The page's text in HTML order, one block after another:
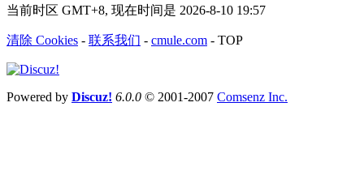
当前时区 GMT+8, 现在时间是 2026-8-10 19:57
清除 Cookies - 联系我们 - cmule.com - TOP
Powered by Discuz! 6.0.0 © 2001-2007 Comsenz Inc.